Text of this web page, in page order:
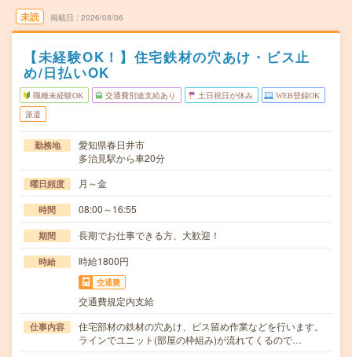
未読 掲載日 2026/08/06
【未経験OK！】住宅鉄材の穴あけ・ビス止
め/日払いOK
職種未経験OK 交通費別途支給あり 土日祝日が休み WEB登録OK
派遣
勤務地
愛知県春日井市
多治見駅から車20分
曜日頻度 月～金
時間 08:00～16:55
期間 長期でお仕事できる方、大歓迎！
時給 時給1800円
交通費
交通費規定内支給
仕事内容
住宅部材の鉄材の穴あけ、ビス留め作業などを行います。
ラインでユニット(部屋の枠組み)が流れてくるので…